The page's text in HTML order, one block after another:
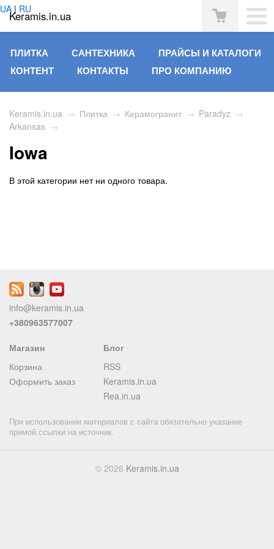
Keramis.in.ua
UA | RU
ПЛИТКА САНТЕХНИКА
ПРАЙСЫ И КАТАЛОГИ
КОНТЕНТ
КОНТАКТЫ ПРО КОМПАНИЮ
Keramis.in.ua → Плитка → Керамогранит → Paradyz →
Arkansas →
Iowa
В этой категории нет ни одного товара.
info@keramis.in.ua
+380963577007
Магазин
Корзина
Оформить заказ
Блог
RSS
Keramis.in.ua
Rea.in.ua
При использовании материалов с сайта обязательно указание
прямой ссылки на источник.
© 2026 Keramis.in.ua